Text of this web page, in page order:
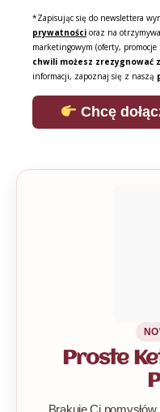
*Zapisując się do newslettera
prywatności oraz na
marketingowym (oferty,
chwili możesz zrezygnować
informacji, zapoznaj się z naszą
Chcę
Proste
Brakuje Ci